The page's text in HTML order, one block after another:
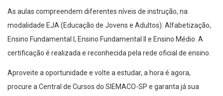
As aulas compreendem diferentes níveis de instrução, na
modalidade EJA (Educação de Jovens e Adultos): Alfabetização,
Ensino Fundamental I, Ensino Fundamental II e Ensino Médio. A
certificação é realizada e reconhecida pela rede oficial de ensino.
Aproveite a oportunidade e volte a estudar, a hora é agora,
procure a Central de Cursos do SIEMACO-SP e garanta já sua